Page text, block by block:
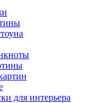
для интерьера